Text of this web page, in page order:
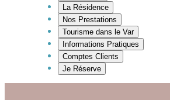
La Résidence
Nos Prestations
Tourisme dans le Var
Informations Pratiques
Comptes Clients
Je Réserve